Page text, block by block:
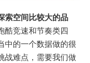
索空间比较大的品
酷竞速和节奏类四
中的一个数据做的很
战难点，需要我们做